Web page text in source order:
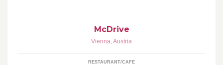
McDrive
Vienna,Austria
RESTAURANT/CAFE